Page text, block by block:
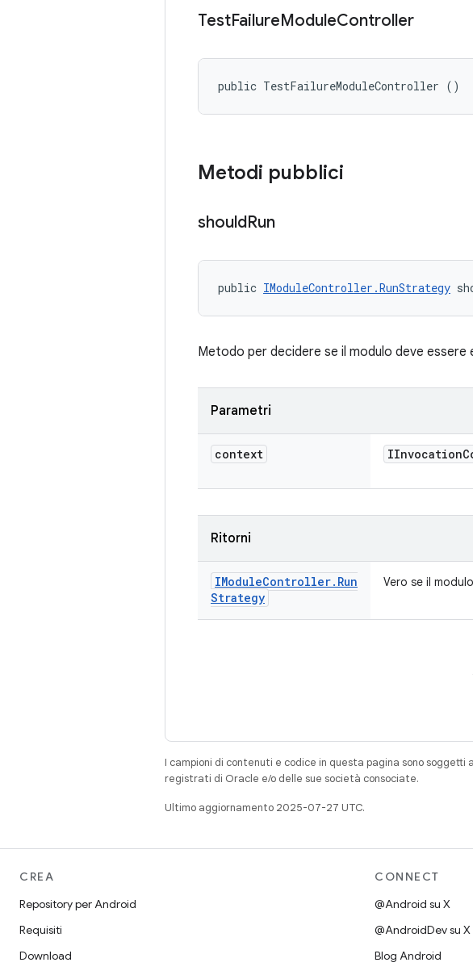
TestFailureModuleController
public TestFailureModuleController ()
Metodi pubblici
shouldRun
public IModuleController.RunStrategy
Metodo per decidere se il modulo deve essere
Parametri
context IInvocation
Ritorni
IModuleController. Run
Strategy
Vero se il
I campioni di contenuti e codice in questa pagina sono soggetti
registrati di Oracle e/o delle sue società consociate.
Ultimo aggiornamento 2025-07-27 UTC.
CREA
Repository per Android
Requisiti
Download
CONNECT
@Android su X
@AndroidDev su X
Blog Android